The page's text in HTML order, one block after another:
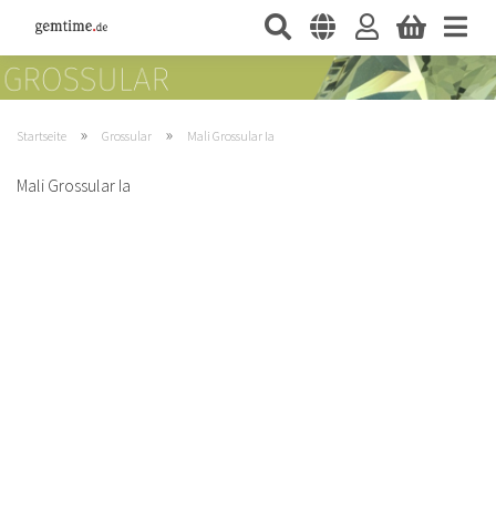
Startseite » Grossular » Mali Grossular Ia
Mali Grossular Ia